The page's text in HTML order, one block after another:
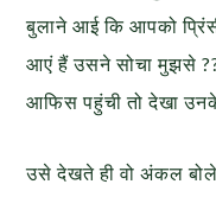
बुलाने आई कि आपको
आएं हैं उसने सोचा मुझसे
आफिस पहुंची तो देखा
उसे देखते ही वो अंकल बोले